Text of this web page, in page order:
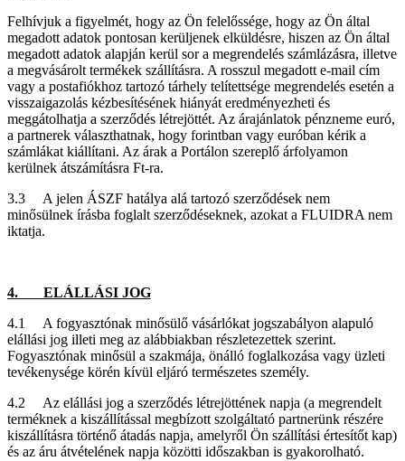
Felhívjuk a figyelmét, hogy az Ön felelőssége, hogy az Ön által
megadott adatok pontosan kerüljenek elküldésre, hiszen az Ön által
megadott adatok alapján kerül sor a megrendelés számlázásra, illetve
a megvásárolt termékek szállításra. A rosszul megadott e-mail cím
vagy a postafiókhoz tartozó tárhely telítettsége megrendelés esetén a
visszaigazolás kézbesítésének hiányát eredményezheti és
meggátolhatja a szerződés létrejöttét. Az árajánlatok pénzneme euró,
a partnerek választhatnak, hogy forintban vagy euróban kérik a
számlákat kiállítani. Az árak a Portálon szereplő árfolyamon
kerülnek átszámításra Ft-ra.
3.3 A jelen ÁSZF hatálya alá tartozó szerződések nem
minősülnek írásba foglalt szerződéseknek, azokat a FLUIDRA nem
iktatja.
4. ELÁLLÁSI JOG
4.1 A fogyasztónak minősülő vásárlókat jogszabályon alapuló
elállási jog illeti meg az alábbiakban részletezettek szerint.
Fogyasztónak minősül a szakmája, önálló foglalkozása vagy üzleti
tevékenysége körén kívül eljáró természetes személy.
4.2 Az elállási jog a szerződés létrejöttének napja (a megrendelt
terméknek a kiszállítással megbízott szolgáltató partnerünk részére
kiszállításra történő átadás napja, amelyről Ön szállítási értesítőt kap)
és az áru átvételének napja közötti időszakban is gyakorolható.